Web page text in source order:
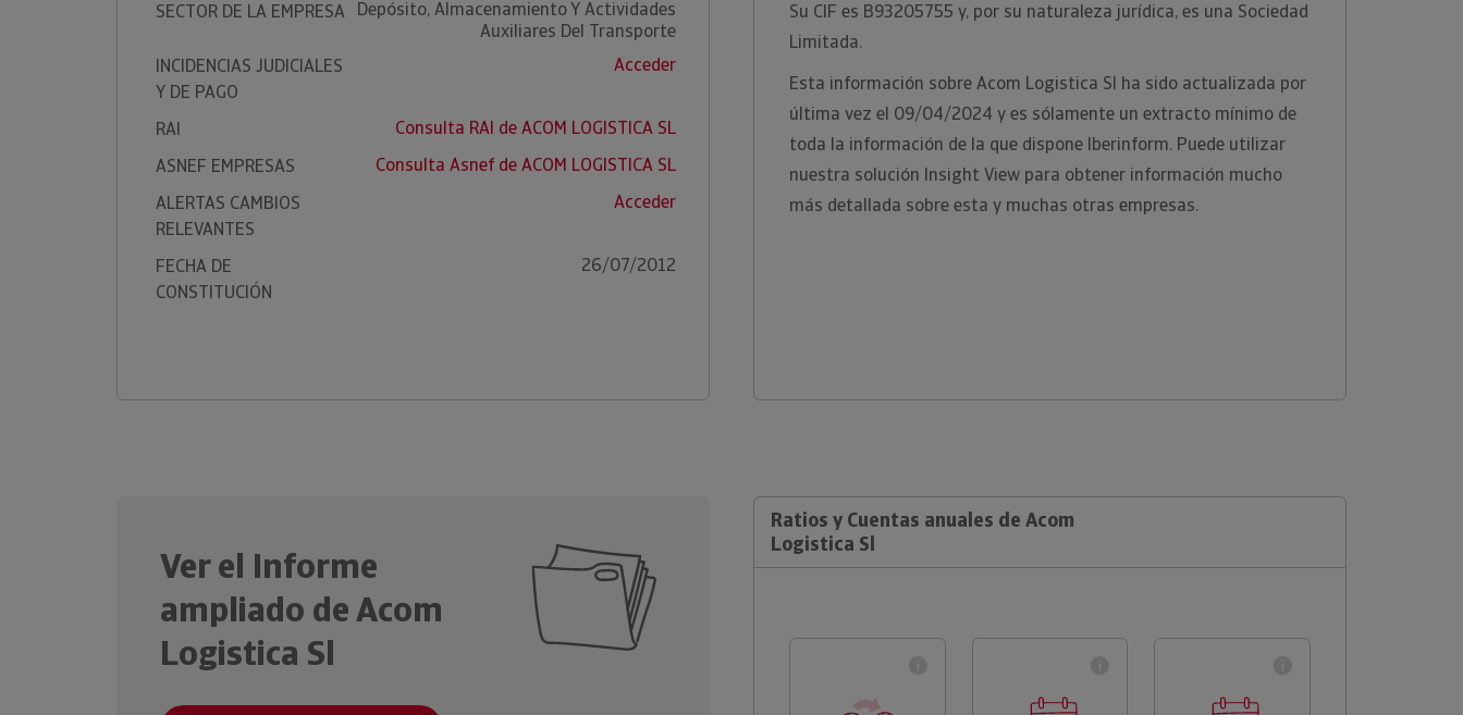
SECTOR DE LA EMPRESA Depósito, Almacenamiento Y Actividades
Auxiliares Del Transporte
INCIDENCIAS JUDICIALES
Y DE PAGO
Acceder
RAI
Consulta RAI de ACOM LOGISTICA SL
ASNEF EMPRESAS
Consulta Asnef de ACOM LOGISTICA SL
ALERTAS CAMBIOS
RELEVANTES
Acceder
FECHA DE
CONSTITUCIÓN
26/07/2012
Su CIF es B93205755 y, por su naturaleza jurídica, es una Sociedad
Limitada.
Esta información sobre Acom Logistica Sl ha sido actualizada por
última vez el 09/04/2024 y es sólamente un extracto mínimo de
toda la información de la que dispone Iberinform. Puede utilizar
nuestra solución Insight View para obtener información mucho
más detallada sobre esta y muchas otras empresas.
Ver el Informe
ampliado de Acom
Logistica Sl
Ratios y Cuentas anuales de Acom
Logistica Sl